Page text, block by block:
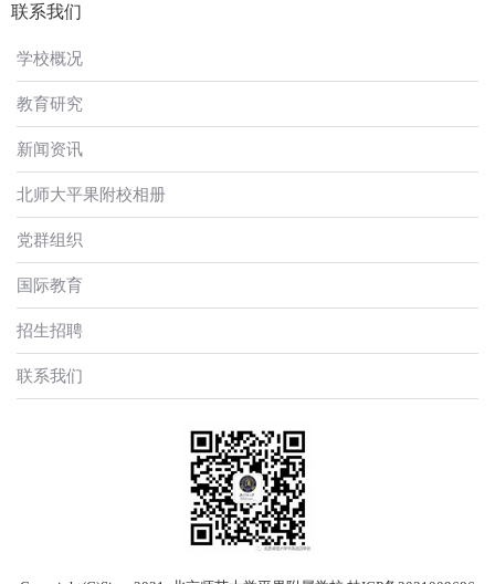
联系我们
学校概况
教育研究
新闻资讯
北师大平果附校相册
党群组织
国际教育
招生招聘
联系我们